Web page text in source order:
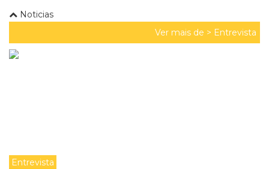
Noticias
Ver mais de > Entrevista
Entrevista